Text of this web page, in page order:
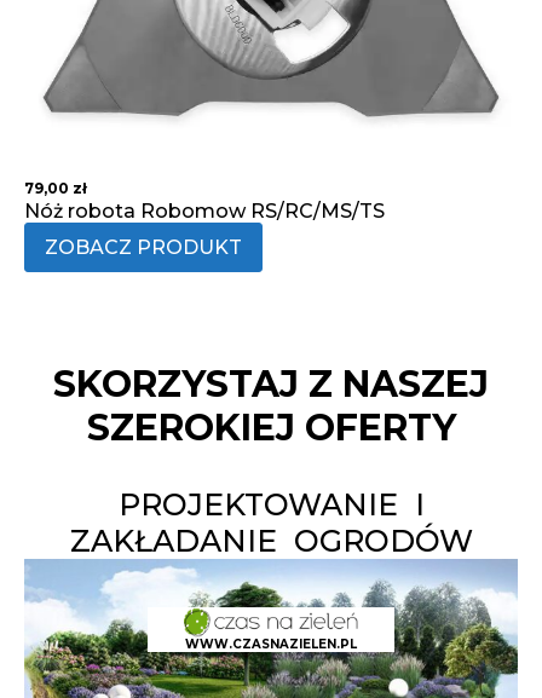
79,00 zł
Nóż robota Robomow RS/RC/MS/TS
ZOBACZ PRODUKT
SKORZYSTAJ Z NASZEJ
SZEROKIEJ OFERTY
PROJEKTOWANIE I
ZAKŁADANIE OGRODÓW
WWW.CZASNAZIELEN.PL